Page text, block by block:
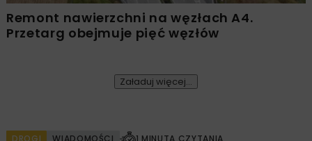
Remont nawierzchni na węzłach A4.
Przetarg obejmuje pięć węzłów
Załaduj więcej...
DROGI WIADOMOŚCI 1 MINUTA CZYTANIA